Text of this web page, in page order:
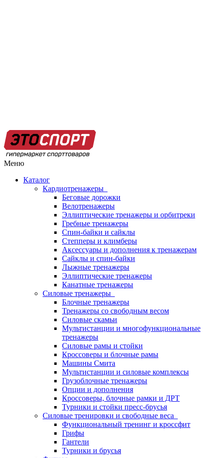
Меню
Каталог
Кардиотренажеры
Беговые дорожки
Велотренажеры
Эллиптические тренажеры и орбитреки
Гребные тренажеры
Спин-байки и сайклы
Степперы и климберы
Аксессуары и дополнения к тренажерам
Сайклы и спин-байки
Лыжные тренажеры
Эллиптические тренажеры
Канатные тренажеры
Силовые тренажеры
Блочные тренажеры
Тренажеры со свободным весом
Силовые скамьи
Мультистанции и многофункциональные
тренажеры
Силовые рамы и стойки
Кроссоверы и блочные рамы
Машины Смита
Мультистанции и силовые комплексы
Грузоблочные тренажеры
Опции и дополнения
Кроссоверы, блочные рамки и ДРТ
Турники и стойки пресс-брусья
Силовые тренировки и свободные веса
Функциональный тренинг и кроссфит
Грифы
Гантели
Турники и брусья